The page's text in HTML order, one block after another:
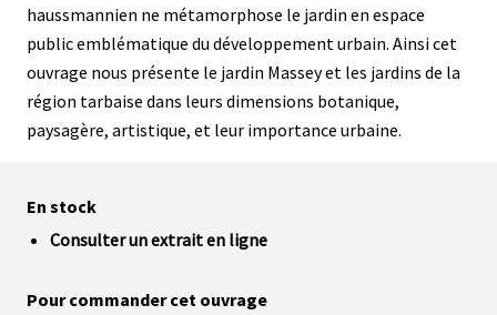
haussmannien ne métamorphose le jardin en espace
public emblématique du développement urbain. Ainsi cet
ouvrage nous présente le jardin Massey et les jardins de la
région tarbaise dans leurs dimensions botanique,
paysagère, artistique, et leur importance urbaine.
En stock
Consulter un extrait en ligne
Pour commander cet ouvrage